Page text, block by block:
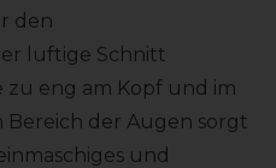
den
luftige Schnitt
zu eng am Kopf und im
der Augen sorgt
und